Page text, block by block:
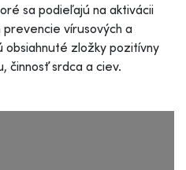
sa podieľajú na aktivácii
vírusových a
obsiahnuté zložky pozitívny
činnosť srdca a ciev.